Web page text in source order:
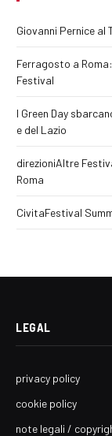
Giovanni Pernice al
Ferragosto a Roma:
Festival
I Green Day
e del Lazio
direzioniAltre
Roma
CivitaFestival
LEGAL
privacy policy
cookie policy
note legali /